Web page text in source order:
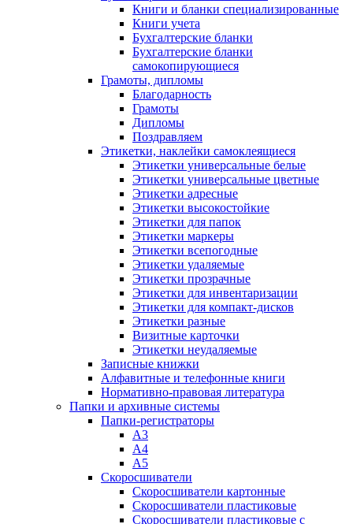
Книги и бланки специализированные
Книги учета
Бухгалтерские бланки
Бухгалтерские бланки
самокопирующиеся
Грамоты, дипломы
Благодарность
Грамоты
Дипломы
Поздравляем
Этикетки, наклейки самоклеящиеся
Этикетки универсальные белые
Этикетки универсальные цветные
Этикетки адресные
Этикетки высокостойкие
Этикетки для папок
Этикетки маркеры
Этикетки всепогодные
Этикетки удаляемые
Этикетки прозрачные
Этикетки для инвентаризации
Этикетки для компакт-дисков
Этикетки разные
Визитные карточки
Этикетки неудаляемые
Записные книжки
Алфавитные и телефонные книги
Нормативно-правовая литература
Папки и архивные системы
Папки-регистраторы
А3
А4
А5
Скоросшиватели
Скоросшиватели картонные
Скоросшиватели пластиковые
Скоросшиватели пластиковые с